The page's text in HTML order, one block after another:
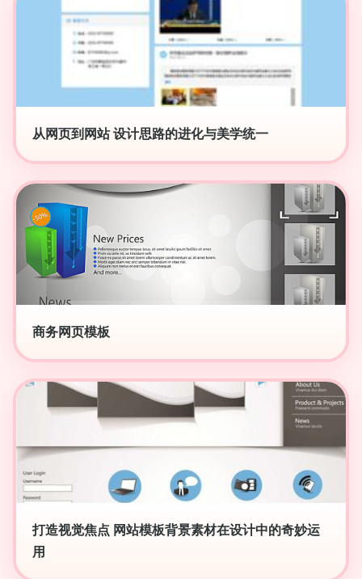
从网页到网站 设计思路的进化与美学统一
商务网页模板
打造视觉焦点 网站模板背景素材在设计中的奇妙运
用